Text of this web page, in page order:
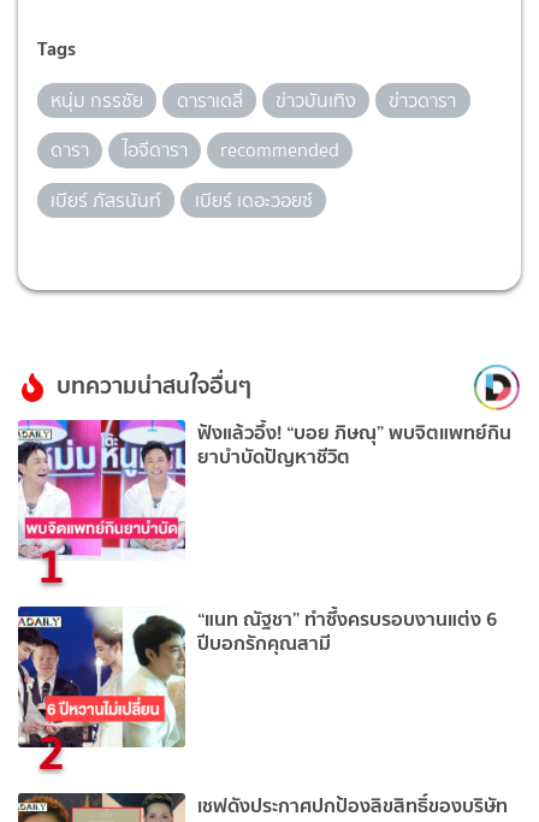
Tags
หนุ่ม กรรชัย ดาราเดลี่ ข่าวบันเทิง
ข่าวดารา
ดารา
ไอจีดารา
recommended
เบียร์ ภัสรนันท์
เบียร์ เดอะวอยซ์
บทความน่าสนใจอื่นๆ
1
ฟังแล้วอึ้ง! “บอย ภิษณุ” พบจิตแพทย์กิน
ยาบำบัดปัญหาชีวิต
2
“แนท ณัฐชา” ทำซึ้งครบรอบงานแต่ง 6
ปีบอกรักคุณสามี
เชฟดังประกาศปกป้องลิขสิทธิ์ของบริษัท